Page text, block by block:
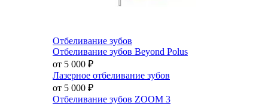
Отбеливание зубов
Отбеливание зубов Beyond Polus
от 5 000 ₽
Лазерное отбеливание зубов
от 5 000 ₽
Отбеливание зубов ZOOM 3